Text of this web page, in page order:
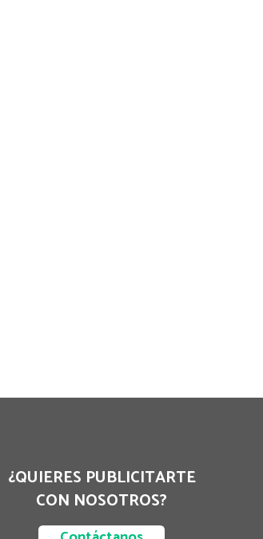
¿QUIERES PUBLICITARTE
CON NOSOTROS?